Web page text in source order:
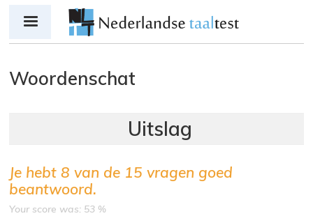
Woordenschat
Je hebt8 van de 15 vragen goed
beantwoord.
Your score was: 53 %